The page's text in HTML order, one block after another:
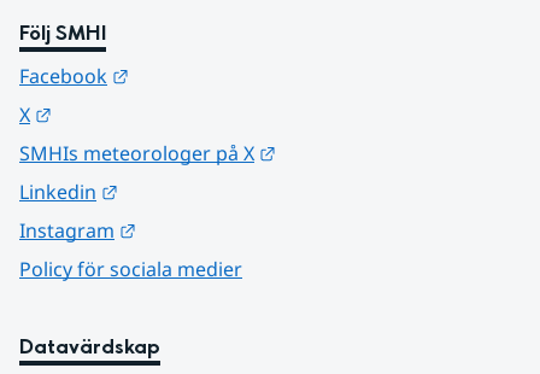
Följ SMHI
Facebook
X
SMHIs meteorologer på X
Linkedin
Instagram
Policy för sociala medier
Datavärdskap